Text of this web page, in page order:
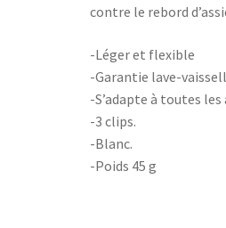
contre le rebord
-Léger et flexible
-Garantie lave-
-S’adapte à toutes
-3 clips.
-Blanc.
-Poids 45 g